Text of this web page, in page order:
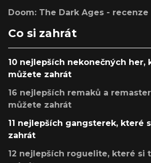
Doom: The Dark Ages - recenze
Co si zahrát
10 nejlepších nekonečných her,
můžete zahrát
16 nejlepších remaků a
můžete zahrát
11 nejlepších gangsterek, které
zahrát
12 nejlepších roguelite, které si